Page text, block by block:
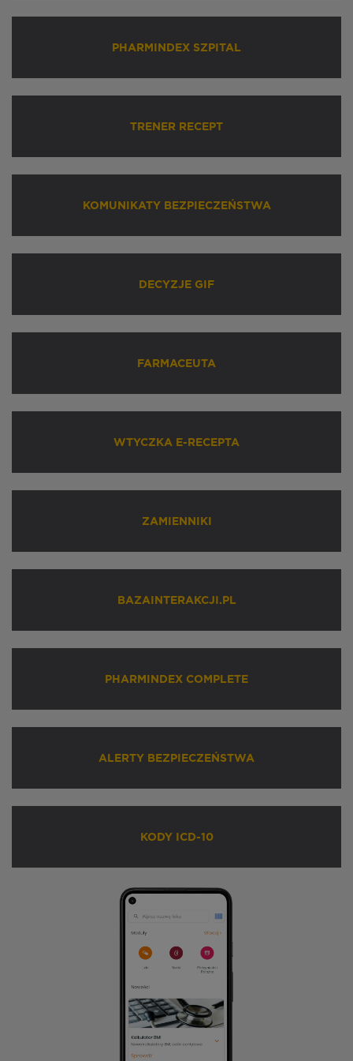
PHARMINDEX SZPITAL
TRENER RECEPT
KOMUNIKATY BEZPIECZEŃSTWA
DECYZJE GIF
FARMACEUTA
WTYCZKA E-RECEPTA
ZAMIENNIKI
BAZAINTERAKCJI.PL
PHARMINDEX COMPLETE
ALERTY BEZPIECZEŃSTWA
KODY ICD-10